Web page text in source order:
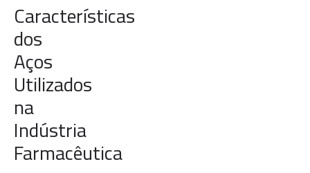
Características
dos
Aços
Utilizados
na
Indústria
Farmacêutica